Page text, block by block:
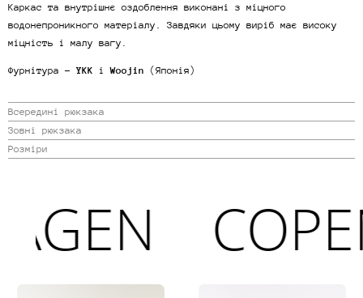
Каркас та внутрішнє оздоблення виконані з міцного
водонепроникного матеріалу. Завдяки цьому виріб має високу
міцність і малу вагу.
Фурнітура -YKK іWoojin (Японія)
Всередині рюкзака
Зовні рюкзака
Розміри